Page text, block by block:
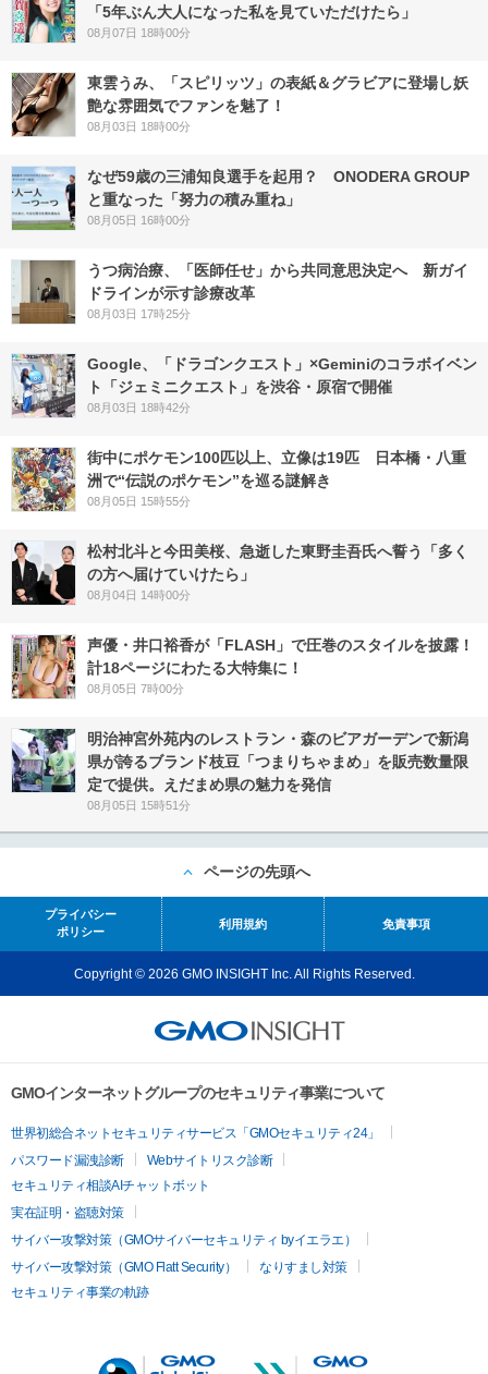
「5年ぶん大人になった私を見ていただけたら」
08月07日 18時00分
東雲うみ、「スピリッツ」の表紙＆グラビアに登場し妖
艶な雰囲気でファンを魅了！
08月03日 18時00分
なぜ59歳の三浦知良選手を起用？ ONODERA GROUP
と重なった「努力の積み重ね」
08月05日 16時00分
うつ病治療、「医師任せ」から共同意思決定へ 新ガイ
ドラインが示す診療改革
08月03日 17時25分
Google、「ドラゴンクエスト」×Geminiのコラボイベン
ト「ジェミニクエスト」を渋谷・原宿で開催
08月03日 18時42分
街中にポケモン100匹以上、立像は19匹 日本橋・八重
洲で“伝説のポケモン”を巡る謎解き
08月05日 15時55分
松村北斗と今田美桜、急逝した東野圭吾氏へ誓う「多く
の方へ届けていけたら」
08月04日 14時00分
声優・井口裕香が「FLASH」で圧巻のスタイルを披露！
計18ページにわたる大特集に！
08月05日 7時00分
明治神宮外苑内のレストラン・森のビアガーデンで新潟
県が誇るブランド枝豆「つまりちゃまめ」を販売数量限
定で提供。えだまめ県の魅力を発信
08月05日 15時51分
ページの先頭へ
プライバシー
ポリシー
利用規約 免責事項
Copyright © 2026 GMO INSIGHT Inc. All Rights Reserved.
GMOインターネットグループのセキュリティ事業について
世界初総合ネットセキュリティサービス「GMOセキュリティ24」
パスワード漏洩診断
Webサイトリスク診断
セキュリティ相談AIチャットボット
実在証明・盗聴対策
サイバー攻撃対策（GMOサイバーセキュリティ byイエラエ）
サイバー攻撃対策（GMO Flatt Security）
なりすまし対策
セキュリティ事業の軌跡